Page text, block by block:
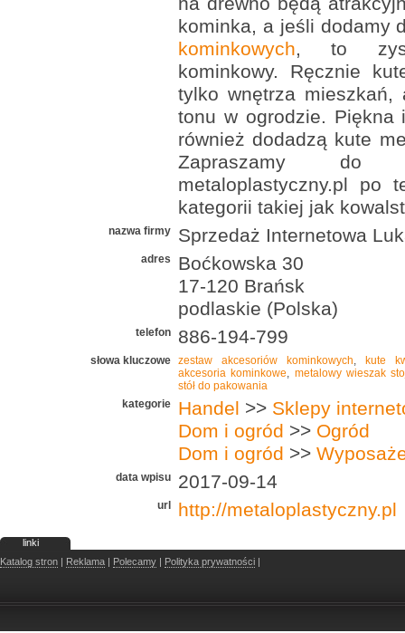
kominka, a jeśli dodamy
kominkowych, to
kominkowy. Ręcznie
tylko wnętrza mieszkań,
tonu w ogrodzie. Piękna
również dodadzą kute
Zapraszamy do
metaloplastyczny.pl po
kategorii takiej jak
nazwa firmy Sprzedaż Internetowa
adres
Boćkowska 30
17-120 Brańsk
podlaskie (Polska)
telefon 886-194-799
słowa kluczowe zestaw akcesoriów kominkowych, kute
akcesoria kominkowe, metalowy wieszak
stół do pakowania
kategorie
Handel >> Sklepy
Dom i ogród >> Ogród
Dom i ogród >>
data wpisu 2017-09-14
url http://metaloplastyczny.pl
linki
Katalog stron | Reklama | Polecamy | Polityka prywatności |